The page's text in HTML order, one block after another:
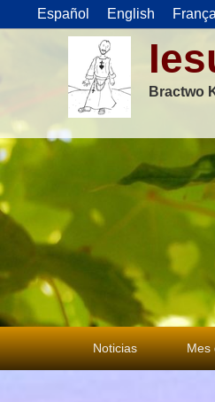
Español English
Bractwo
Menu
główne
Noticias Mes